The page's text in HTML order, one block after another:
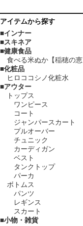
アイテムから探す
インナー
スキネア
健康食品
食べる米ぬか【稲穂の
化粧品
ヒロココシノ化粧水
アウター
トップス
ワンピース
コート
ジャンパースカート
プルオーバー
チュニック
カーディガン
ベスト
タンクトップ
パーカ
ボトムス
パンツ
レギンス
スカート
小物・雑貨